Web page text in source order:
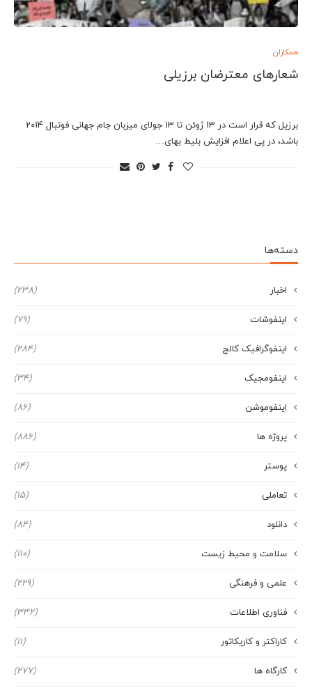
همکاران
شعارهای معترضان برزیلی
برزیل که قرار است در 13 ژوئن تا 13 جولای میزبان جام جهانی فوتبال 2014
باشد، در پی اعلام افزایش بلیط بهای…
دسته‌ها
اخبار (238)
اینفوشات (79)
اینفوگرافیک کالج (284)
اینفومجیک (34)
اینفوموشن (86)
پروژه ها (886)
پوستر (14)
تعاملی (15)
دانلود (84)
سلامت و محیط زیست (110)
علمی و فرهنگی (229)
فناوری اطلاعات (332)
کاراکتر و کاریکاتور (11)
کارگاه ها (277)